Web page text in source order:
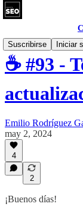
Suscribirse
Iniciar
☕ #93 -
Emilio Rodríguez
may 2, 2024
4
2
¡Buenos días!